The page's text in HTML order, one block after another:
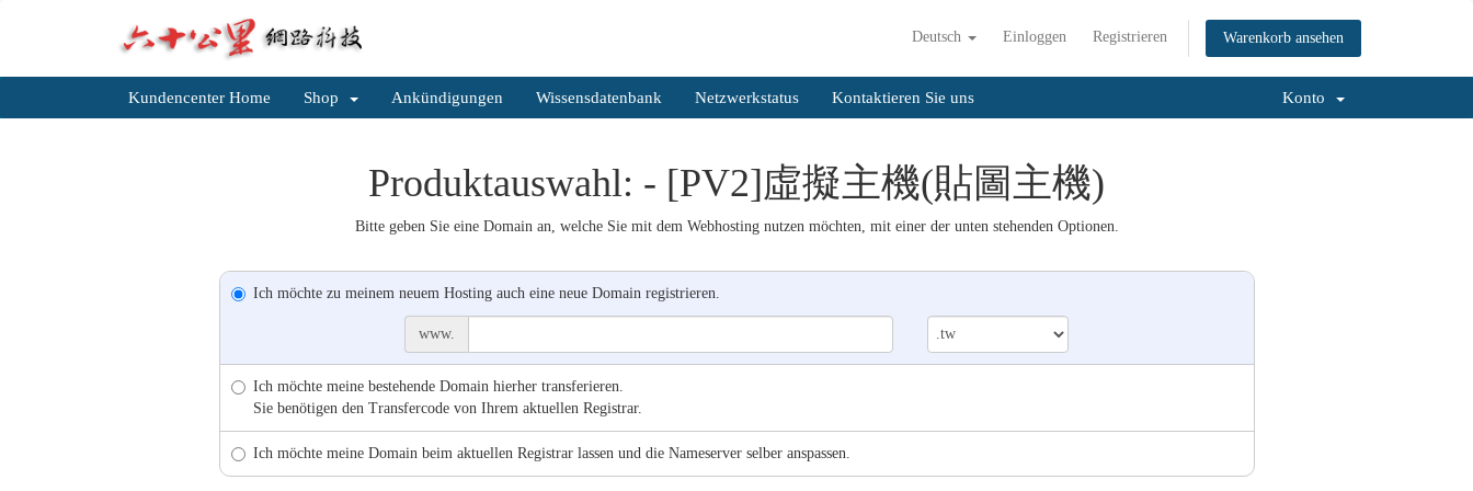
Deutsch Einloggen Registrieren Warenkorb ansehen
Kundencenter Home Shop Ankündigungen Wissensdatenbank Netzwerkstatus Kontaktieren Sie uns Konto
Produktauswahl: - [PV2]虛擬主機(貼圖主機)
Bitte geben Sie eine Domain an, welche Sie mit dem Webhosting nutzen möchten, mit einer der unten stehenden Optionen.
Ich möchte zu meinem neuem Hosting auch eine neue Domain registrieren.
www.
Ich möchte meine bestehende Domain hierher transferieren.
Sie benötigen den Transfercode von Ihrem aktuellen Registrar.
Ich möchte meine Domain beim aktuellen Registrar lassen und die Nameserver selber anspassen.